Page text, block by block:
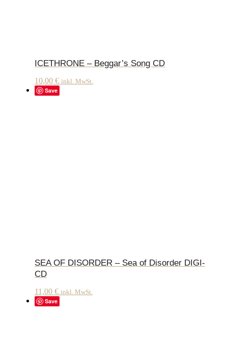
ICETHRONE – Beggar’s Song CD
10,00 € inkl. MwSt.
Save
SEA OF DISORDER – Sea of Disorder DIGI-
CD
11,00 € inkl. MwSt.
Save